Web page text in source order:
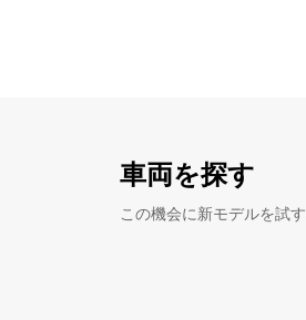
車両を探す
この機会に新モデルを試す